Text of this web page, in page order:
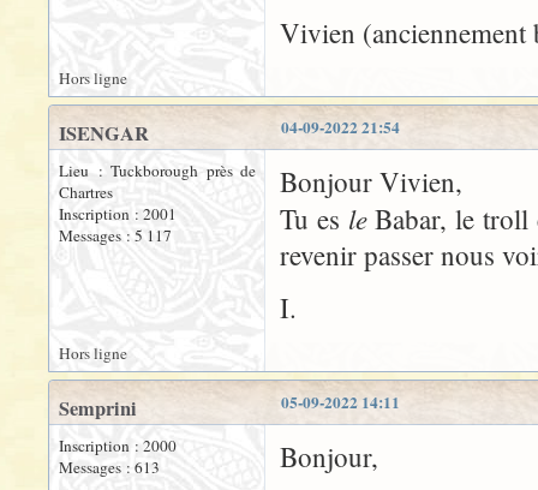
Vivien (anciennement
Hors ligne
04-09-2022 21:54
ISENGAR
Lieu : Tuckborough près de
Chartres
Inscription : 2001
Messages : 5 117
Bonjour Vivien,
Tu es leBabar, le troll
revenir passer nous
I.
Hors ligne
05-09-2022 14:11
Semprini
Inscription : 2000
Messages : 613
Bonjour,